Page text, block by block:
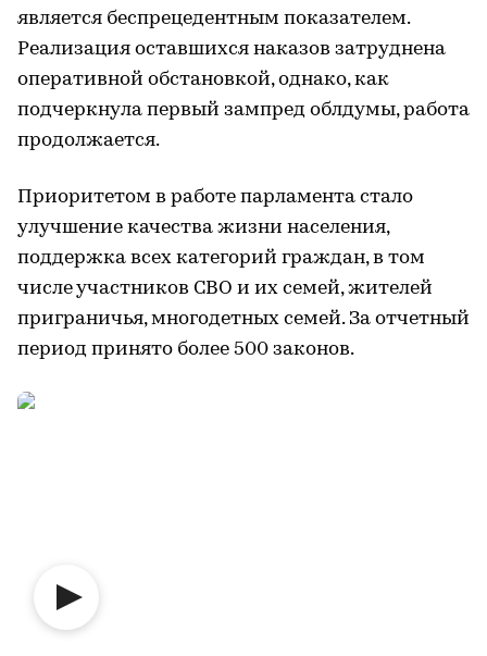
является беспрецедентным показателем.
Реализация оставшихся наказов затруднена
оперативной обстановкой, однако, как
подчеркнула первый зампред облдумы, работа
продолжается.
Приоритетом в работе парламента стало
улучшение качества жизни населения,
поддержка всех категорий граждан, в том
числе участников СВО и их семей, жителей
приграничья, многодетных семей. За отчетный
период принято более 500 законов.